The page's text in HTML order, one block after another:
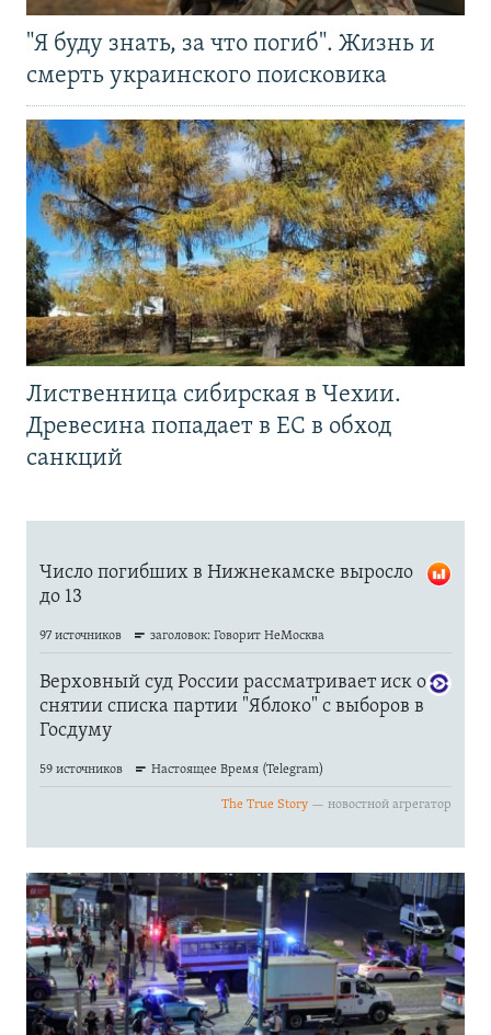
"Я буду знать, за что погиб". Жизнь и
смерть украинского поисковика
Лиственница сибирская в Чехии.
Древесина попадает в ЕС в обход
санкций